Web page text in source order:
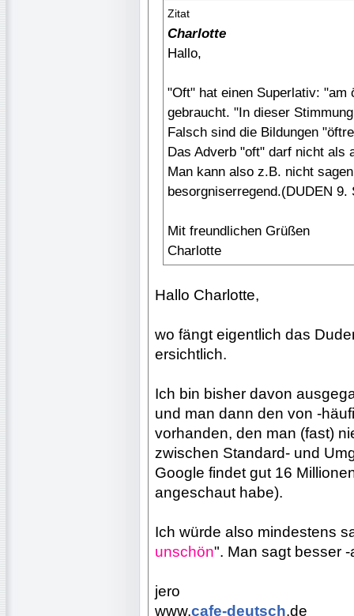
Zitat
Charlotte
Hallo,
"Oft" hat einen Superlativ: "am
gebraucht. "In dieser
Falsch sind die Bildungen
Das Adverb "oft" darf nicht als
Man kann also z.B. nicht
besorgniserregend.(DUDEN 9.
Mit freundlichen Grüßen
Charlotte
Hallo Charlotte,
wo fängt eigentlich das
ersichtlich.
Ich bin bisher davon
und man dann den von -
vorhanden, den man (fast)
zwischen Standard- und
Google findet gut 16
angeschaut habe).
Ich würde also mindestens
unschön". Man sagt besser
jero
www.cafe-deutsch.de